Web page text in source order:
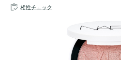
相性チェック